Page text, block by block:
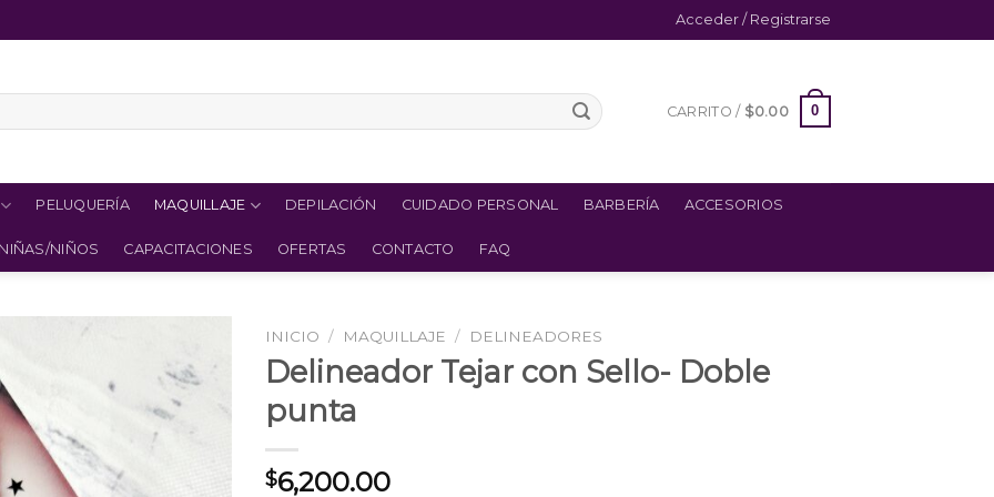
Acceder / Registrarse
CARRITO / $0.00 0
PELUQUERÍA MAQUILLAJE DEPILACIÓN CUIDADO PERSONAL BARBERÍA ACCESORIOS
NIÑAS/NIÑOS CAPACITACIONES OFERTAS CONTACTO FAQ
INICIO / MAQUILLAJE / DELINEADORES
Delineador Tejar con Sello- Doble
punta
$6,200.00